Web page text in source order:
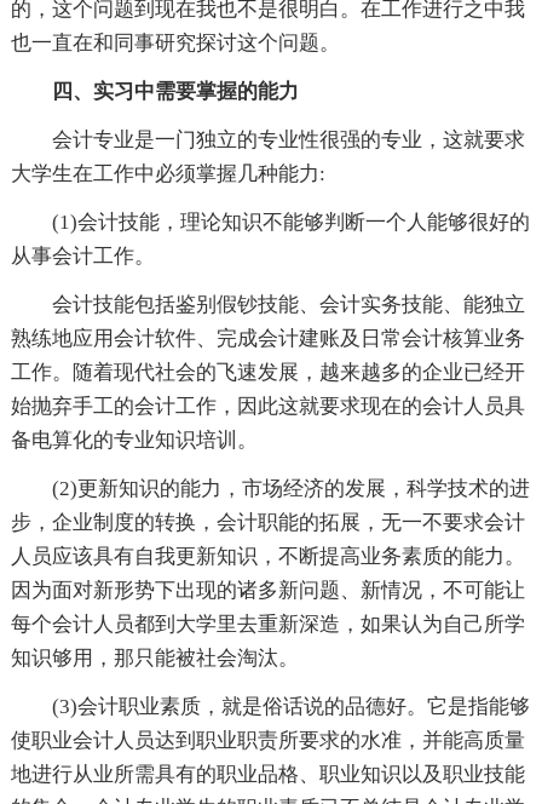
的，这个问题到现在我也不是很明白。在工作进行之中我
也一直在和同事研究探讨这个问题。
四、实习中需要掌握的能力
会计专业是一门独立的专业性很强的专业，这就要求
大学生在工作中必须掌握几种能力:
(1)会计技能，理论知识不能够判断一个人能够很好的
从事会计工作。
会计技能包括鉴别假钞技能、会计实务技能、能独立
熟练地应用会计软件、完成会计建账及日常会计核算业务
工作。随着现代社会的飞速发展，越来越多的企业已经开
始抛弃手工的会计工作，因此这就要求现在的会计人员具
备电算化的专业知识培训。
(2)更新知识的能力，市场经济的发展，科学技术的进
步，企业制度的转换，会计职能的拓展，无一不要求会计
人员应该具有自我更新知识，不断提高业务素质的能力。
因为面对新形势下出现的诸多新问题、新情况，不可能让
每个会计人员都到大学里去重新深造，如果认为自己所学
知识够用，那只能被社会淘汰。
(3)会计职业素质，就是俗话说的品德好。它是指能够
使职业会计人员达到职业职责所要求的水准，并能高质量
地进行从业所需具有的职业品格、职业知识以及职业技能